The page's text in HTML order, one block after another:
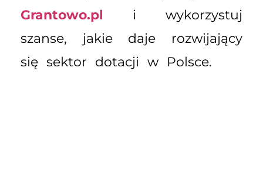
Grantowo.pl i wykorzystuj
szanse, jakie daje rozwijający
się sektor dotacji w Polsce.